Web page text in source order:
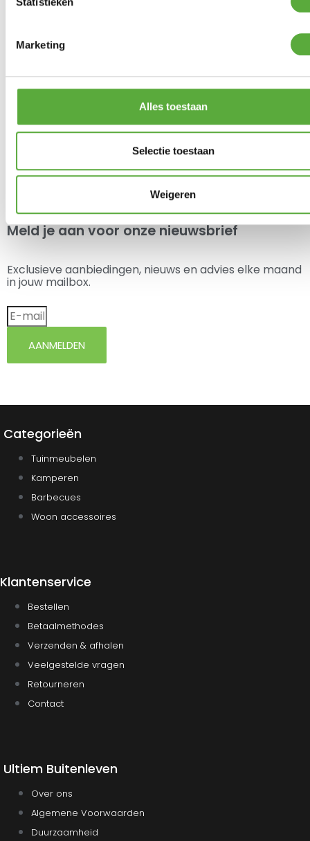
Marketing
Alles toestaan
Selectie toestaan
Weigeren
€1.198,00
1
3
4
→
Je hebt nog geen product bekeken.
Meld je aan voor onze nieuwsbrief
Exclusieve aanbiedingen, nieuws en advies elke maand
in jouw mailbox.
AANMELDEN
Categorieën
Tuinmeubelen
Kamperen
Barbecues
Woon accessoires
Klantenservice
Bestellen
Betaalmethodes
Verzenden & afhalen
Veelgestelde vragen
Retourneren
Contact
Ultiem Buitenleven
Over ons
Algemene Voorwaarden
Duurzaamheid